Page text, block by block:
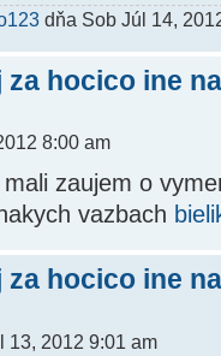
dňa Sob Júl 14,
za hocico ine
8:00 am
zaujem o
vazbach
za hocico ine
13, 2012 9:01 am